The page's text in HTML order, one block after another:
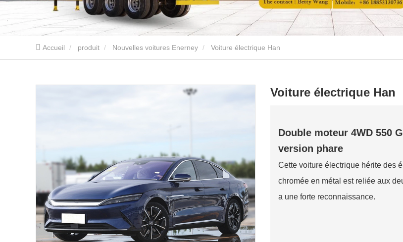
Accueil produit Nouvelles voitures Enerney Voiture électrique Han
Voiture électrique Han
Double moteur 4WD 550
version phare
Cette voiture électrique hérite des
chromée en métal est reliée aux
a une forte reconnaissance.